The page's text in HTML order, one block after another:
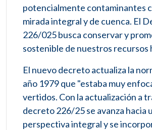
potencialmente contaminantes
mirada integral y de cuenca. El
226/025 busca conservar y
sostenible de nuestros recursos
El nuevo decreto actualiza la
año 1979 que "estaba muy
vertidos. Con la actualización a
decreto 226/25 se avanza hacia
perspectiva integral y se